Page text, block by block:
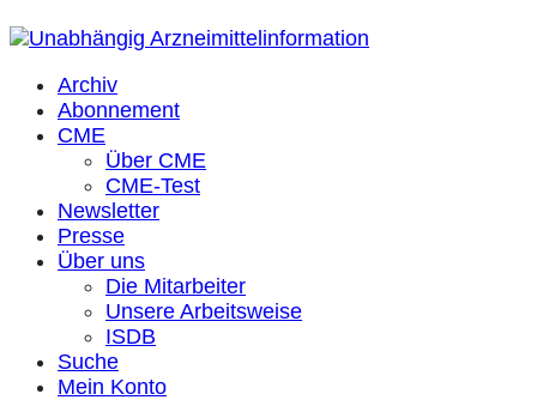
Archiv
Abonnement
CME
Über CME
CME-Test
Newsletter
Presse
Über uns
Die Mitarbeiter
Unsere Arbeitsweise
ISDB
Suche
Mein Konto